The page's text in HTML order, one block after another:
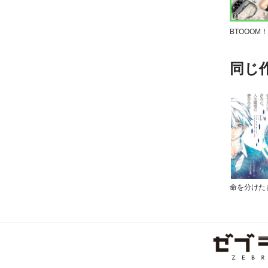
BTOOOM！
同じ